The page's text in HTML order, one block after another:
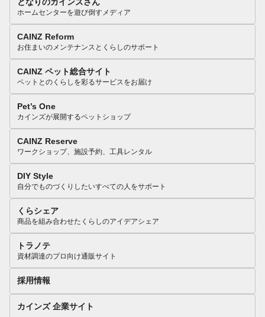
となりのカインズさん
ホームセンターを遊び倒すメディア
CAINZ Reform
お住まいのメンテナンスとくらしのサポート
CAINZ ペット総合サイト
ペットとのくらしを彩るサービスをお届け
Pet’s One
カインズが展開するペットショップ
CAINZ Reserve
ワークショップ、施設予約、工具レンタル
DIY Style
自分でものづくりしたいすべての人をサポート
くらシェア
商品を組み合わせたくらしのアイデアシェア
トラノテ
資材調達のプロ向け通販サイト
採用情報
カインズ 企業サイト